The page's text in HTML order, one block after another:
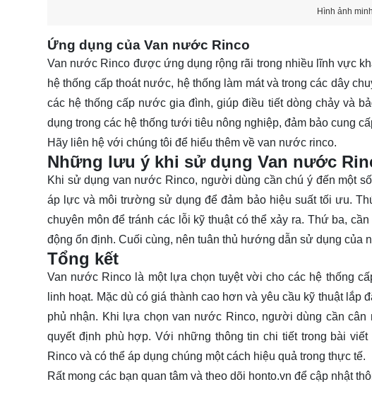
Hình ảnh
Ứng dụng của Van nước Rinco
Van nước Rinco được ứng dụng rộng rãi trong nhiều lĩnh vực
hệ thống cấp thoát nước, hệ thống làm mát và trong các dây
các hệ thống cấp nước gia đình, giúp điều tiết dòng chảy và
dụng trong các hệ thống tưới tiêu nông nghiệp, đảm bảo cung
Hãy liên hệ với chúng tôi để hiểu thêm về van nước rinco.
Những lưu ý khi sử dụng Van nước
Khi sử dụng van nước Rinco, người dùng cần chú ý đến một
áp lực và môi trường sử dụng để đảm bảo hiệu suất tối ưu.
chuyên môn để tránh các lỗi kỹ thuật có thể xảy ra. Thứ ba,
động ổn định. Cuối cùng, nên tuân thủ hướng dẫn sử dụng của
Tổng kết
Van nước Rinco là một lựa chọn tuyệt vời cho các hệ thống
linh hoạt. Mặc dù có giá thành cao hơn và yêu cầu kỹ thuật
phủ nhận. Khi lựa chọn van nước Rinco, người dùng cần
quyết định phù hợp. Với những thông tin chi tiết trong bài
Rinco và có thể áp dụng chúng một cách hiệu quả trong thực tế.
Rất mong các bạn quan tâm và theo dõi honto.vn để cập nhật